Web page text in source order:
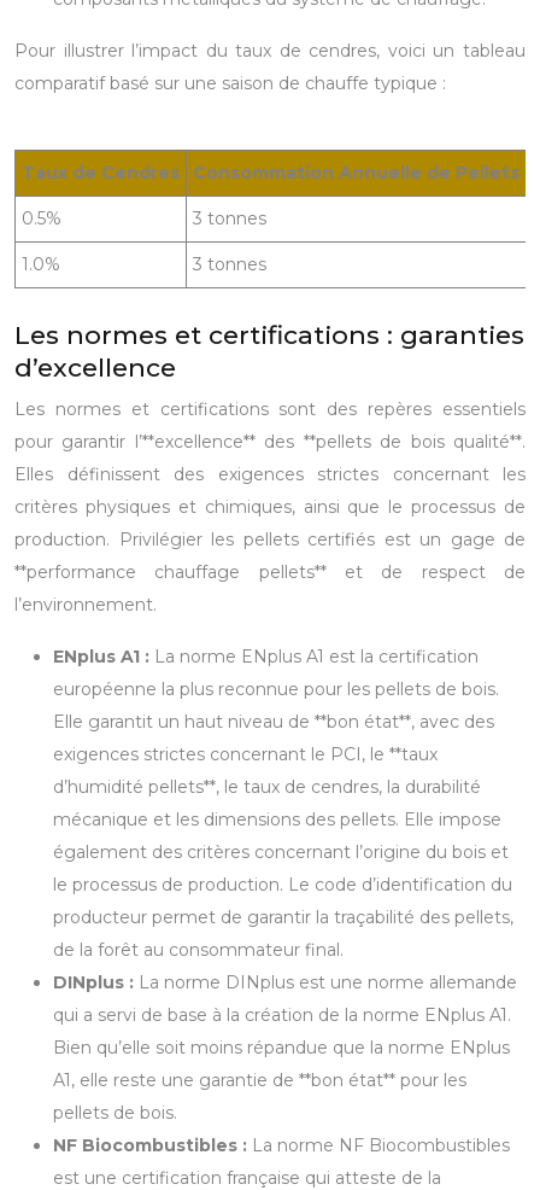
Pour illustrer l’impact du taux de cendres, voici un tableau
comparatif basé sur une saison de chauffe typique :
Taux de Cendres Consommation Annuelle de Pellets
0.5% 3 tonnes
1.0% 3 tonnes
Les normes et certifications : garanties
d’excellence
Les normes et certifications sont des repères essentiels
pour garantir l’**excellence** des **pellets de bois qualité**.
Elles définissent des exigences strictes concernant les
critères physiques et chimiques, ainsi que le processus de
production. Privilégier les pellets certifiés est un gage de
**performance chauffage pellets** et de respect de
l’environnement.
ENplus A1 : La norme ENplus A1 est la certification
européenne la plus reconnue pour les pellets de bois.
Elle garantit un haut niveau de **bon état**, avec des
exigences strictes concernant le PCI, le **taux
d’humidité pellets**, le taux de cendres, la durabilité
mécanique et les dimensions des pellets. Elle impose
également des critères concernant l’origine du bois et
le processus de production. Le code d’identification du
producteur permet de garantir la traçabilité des pellets,
de la forêt au consommateur final.
DINplus : La norme DINplus est une norme allemande
qui a servi de base à la création de la norme ENplus A1.
Bien qu’elle soit moins répandue que la norme ENplus
A1, elle reste une garantie de **bon état** pour les
pellets de bois.
NF Biocombustibles : La norme NF Biocombustibles
est une certification française qui atteste de la